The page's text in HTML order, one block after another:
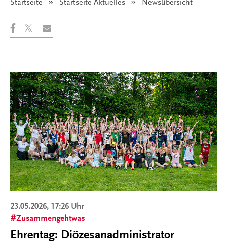
Startseite Startseite Aktuelles Angezeigt:
Newsübersicht
23.05.2026, 17:26 Uhr
Zusammengehtwas
Ehrentag: Diözesanadministrator